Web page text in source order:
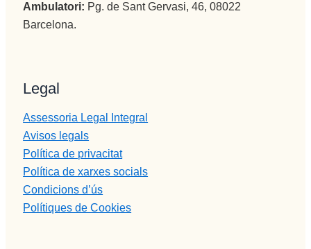
Ambulatori: Pg. de Sant Gervasi, 46, 08022
Barcelona.
Legal
Assessoria Legal Integral
Avisos legals
Política de privacitat
Política de xarxes socials
Condicions d’ús
Polítiques de Cookies